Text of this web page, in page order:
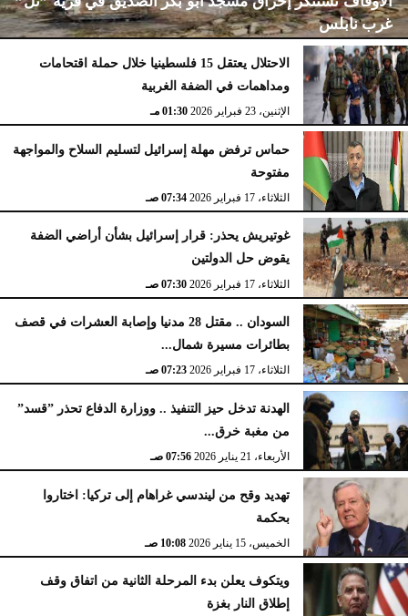
غرب نابلس
الإثنين، 23 فبراير 2026 02:15 مـ
الاحتلال يعتقل 15 فلسطينيا خلال حملة اقتحامات
ومداهمات في الضفة الغربية
الإثنين، 23 فبراير 2026 01:30 مـ
حماس ترفض مهلة إسرائيل لتسليم السلاح والمواجهة
مفتوحة
الثلاثاء، 17 فبراير 2026 07:34 صـ
غوتيريش يحذر: قرار إسرائيل بشأن أراضي الضفة
يقوض حل الدولتين
الثلاثاء، 17 فبراير 2026 07:30 صـ
السودان .. مقتل 28 مدنيا وإصابة العشرات في قصف
بطائرات مسيرة شمال...
الثلاثاء، 17 فبراير 2026 07:23 صـ
الهدنة تدخل حيز التنفيذ .. ووزارة الدفاع تحذر ”قسد”
من مغبة خرق...
الأربعاء، 21 يناير 2026 07:56 صـ
تهديد وقح من ليندسي غراهام إلى تركيا: اختاروا
بحكمة
الخميس، 15 يناير 2026 10:08 صـ
ويتكوف يعلن بدء المرحلة الثانية من اتفاق وقف
إطلاق النار بغزة